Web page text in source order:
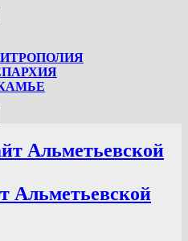
Альметьевской